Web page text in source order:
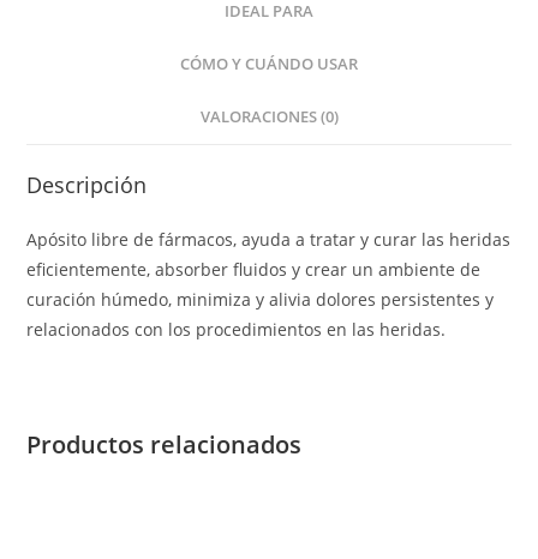
IDEAL PARA
CÓMO Y CUÁNDO USAR
VALORACIONES (0)
Descripción
Apósito libre de fármacos, ayuda a tratar y curar las heridas
eficientemente, absorber fluidos y crear un ambiente de
curación húmedo, minimiza y alivia dolores persistentes y
relacionados con los procedimientos en las heridas.
Productos relacionados